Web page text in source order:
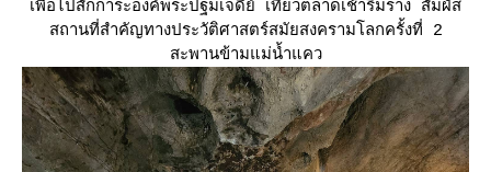
เพื่อไปสักการะองค์พระปฐมเจดีย์ เที่ยวตลาดเช้าริมราง สัมผัส
สถานที่สำคัญทางประวัติศาสตร์สมัยสงครามโลกครั้งที่ 2
สะพานข้ามแม่น้ำแคว